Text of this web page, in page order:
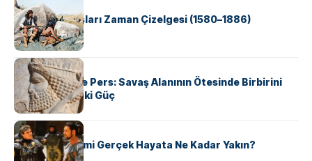
KÜLTÜR
Apache Savaşları Zaman Çizelgesi (1580–1886)
KÜLTÜR
Antik Yunan ve Pers: Savaş Alanının Ötesinde Birbirini
Şekillendiren İki Güç
KÜLTÜR
‘Gladiator’ Filmi Gerçek Hayata Ne Kadar Yakın?